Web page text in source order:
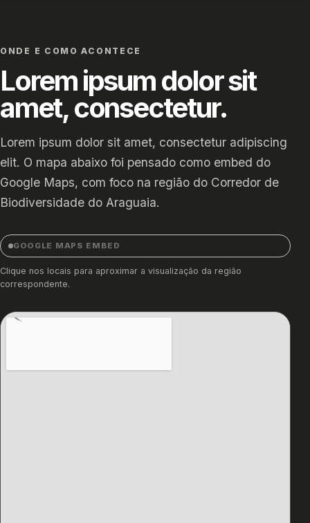
ONDE E COMO ACONTECE
Lorem ipsum dolor sit
amet, consectetur.
Lorem ipsum dolor sit amet, consectetur adipiscing
elit. O mapa abaixo foi pensado como embed do
Google Maps, com foco na região do Corredor de
Biodiversidade do Araguaia.
GOOGLE MAPS EMBED
Clique nos locais para aproximar a visualização da região
correspondente.